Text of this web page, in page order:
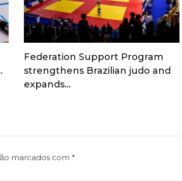
Federation Support Program
strengthens Brazilian judo and
expands…
marcados com *